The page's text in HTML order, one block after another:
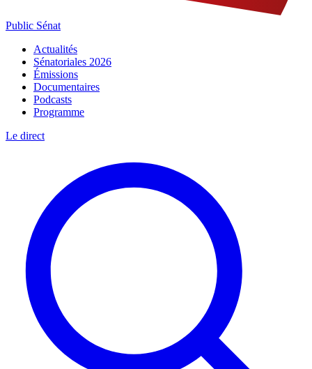
Public Sénat
Actualités
Sénatoriales 2026
Émissions
Documentaires
Podcasts
Programme
Le direct